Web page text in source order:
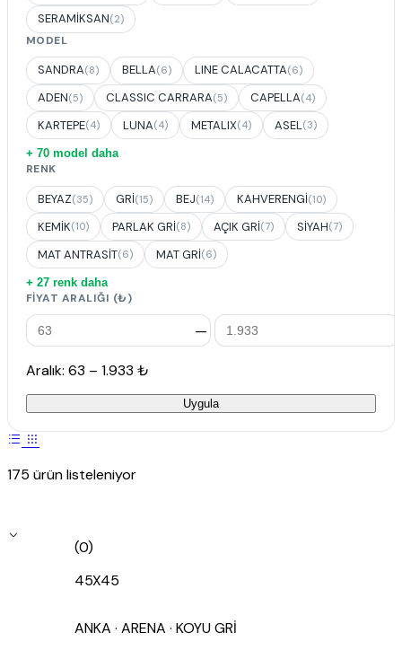
SERAMİKSAN(2)
MODEL
SANDRA(8) BELLA(6) LINE CALACATTA(6)
ADEN(5) CLASSIC CARRARA(5) CAPELLA(4)
KARTEPE(4) LUNA(4) METALIX(4) ASEL(3)
+ 70 model daha
RENK
BEYAZ(35) GRİ(15) BEJ(14) KAHVERENGİ(10)
KEMİK(10) PARLAK GRİ(8) AÇIK GRİ(7) SİYAH(7)
MAT ANTRASİT(6) MAT GRİ(6)
+ 27 renk daha
FIYAT ARALIĞI (₺)
—
Aralık: 63 – 1.933 ₺
Uygula
175 ürün listeleniyor
(0)
45X45
ANKA · ARENA · KOYU GRİ